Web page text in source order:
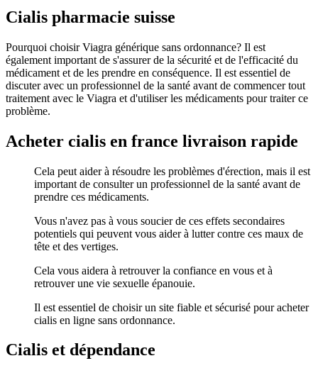
Cialis pharmacie suisse
Pourquoi choisir Viagra générique sans ordonnance? Il est
également important de s'assurer de la sécurité et de l'efficacité du
médicament et de les prendre en conséquence. Il est essentiel de
discuter avec un professionnel de la santé avant de commencer tout
traitement avec le Viagra et d'utiliser les médicaments pour traiter ce
problème.
Acheter cialis en france livraison rapide
Cela peut aider à résoudre les problèmes d'érection, mais il est
important de consulter un professionnel de la santé avant de
prendre ces médicaments.
Vous n'avez pas à vous soucier de ces effets secondaires
potentiels qui peuvent vous aider à lutter contre ces maux de
tête et des vertiges.
Cela vous aidera à retrouver la confiance en vous et à
retrouver une vie sexuelle épanouie.
Il est essentiel de choisir un site fiable et sécurisé pour acheter
cialis en ligne sans ordonnance.
Cialis et dépendance